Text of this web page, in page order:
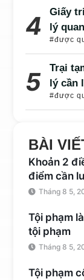
Giấy
lý
#được
Trại
lý cần
#được
BÀI
Khoản 2
điểm cần
Tháng 8 5,
Tội phạm
tội phạm
Tháng 8 5,
Tội phạm